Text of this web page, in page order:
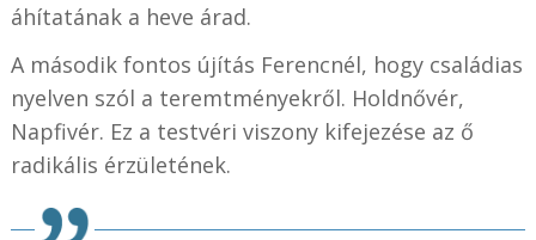
áhítatának a heve árad.
A második fontos újítás Ferencnél, hogy családias
nyelven szól a teremtményekről. Holdnővér,
Napfivér. Ez a testvéri viszony kifejezése az ő
radikális érzületének.